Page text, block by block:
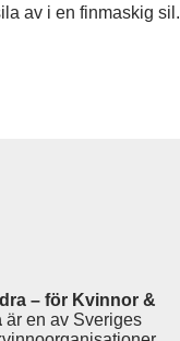
av i en finmaskig sil.
– för Kvinnor &
är en av Sveriges